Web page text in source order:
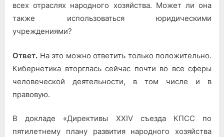
вымысел?
всех отраслях народного хозяйства. Может ли она
так­же использоваться юридиче­скими
учреждениями?
Ответ. На это можно отве­тить только положительно.
Ки­бернетика вторглась сейчас почти во все сферы
человече­ской деятельности, в том чис­ле и в
правовую.
В докладе «Директивы XXIV съезда КПСС по
пятилетнему плану развития на­родного хозяйства